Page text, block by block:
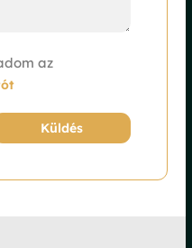
az
Küldés